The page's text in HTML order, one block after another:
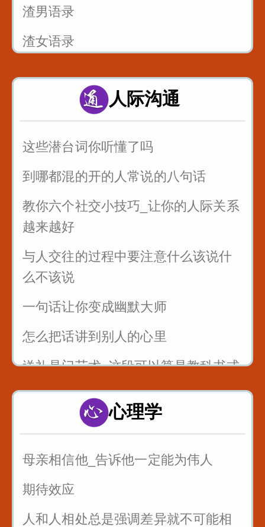
渣男语录
渣女语录
假戏假做_真热闹_哈哈
人际沟通
这些潜台词你听懂了吗
到哪都混的开的人常说的八句话
教你六个社交小技巧_让你的人际关系
越来越好
与人交往的过程中要注意什么该说什
么不该说
一句话让你变成幽默大师
怎么把话讲到别人的心里
送礼是门艺术_这段可以算是教科书式
的例子
以后有人故意刁难你_你就找到问题刁
难的点_套用在提问者身上_怼回去
管好自己的嘴_关系再好也不要说这些
话
三招让你和任何人说话
心理学
母亲相信他_告诉他一定能为伟人
期待效应
人和人相处总是强调差异就不可能相